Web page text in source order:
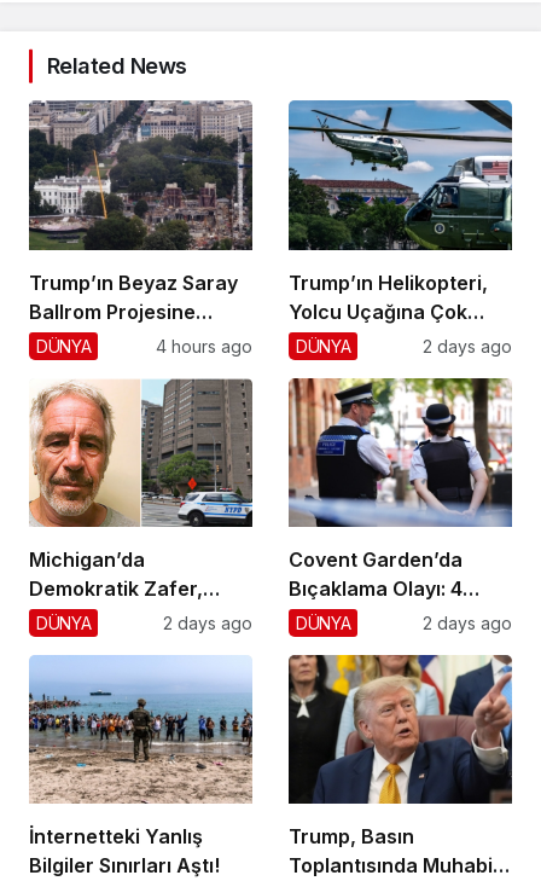
Related News
Trump’ın Beyaz Saray
Ballrom Projesine
Durdurma
DÜNYA 4 hours ago
Trump’ın Helikopteri,
Yolcu Uçağına Çok
Yaklaştı!
DÜNYA 2 days ago
Michigan’da
Demokratik Zafer,
Cumhuriyetçilere
DÜNYA 2 days ago
Covent Garden’da
Bıçaklama Olayı: 4
Yaralı, 1 Gözaltı
DÜNYA 2 days ago
İnternetteki Yanlış
Bilgiler Sınırları Aştı!
Trump, Basın
Toplantısında Muhabiri